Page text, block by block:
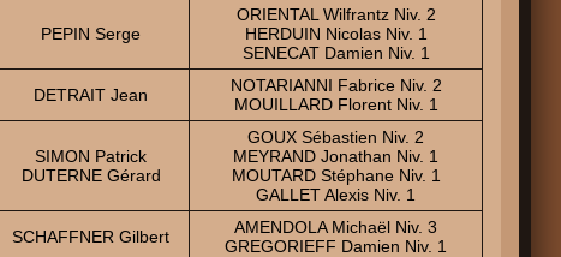
PEPIN Serge
ORIENTAL Wilfrantz Niv. 2
HERDUIN Nicolas Niv. 1
SENECAT Damien Niv. 1
DETRAIT Jean
NOTARIANNI Fabrice Niv. 2
MOUILLARD Florent Niv. 1
SIMON Patrick
DUTERNE Gérard
GOUX Sébastien Niv. 2
MEYRAND Jonathan Niv. 1
MOUTARD Stéphane Niv. 1
GALLET Alexis Niv. 1
SCHAFFNER Gilbert
AMENDOLA Michaël Niv. 3
GREGORIEFF Damien Niv. 1